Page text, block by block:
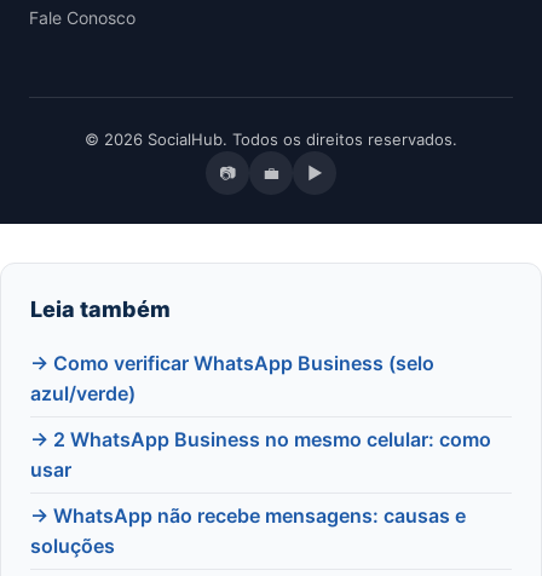
Fale Conosco
© 2026 SocialHub. Todos os direitos reservados.
📷 💼 ▶
Leia também
→ Como verificar WhatsApp Business (selo
azul/verde)
→ 2 WhatsApp Business no mesmo celular: como
usar
→ WhatsApp não recebe mensagens: causas e
soluções